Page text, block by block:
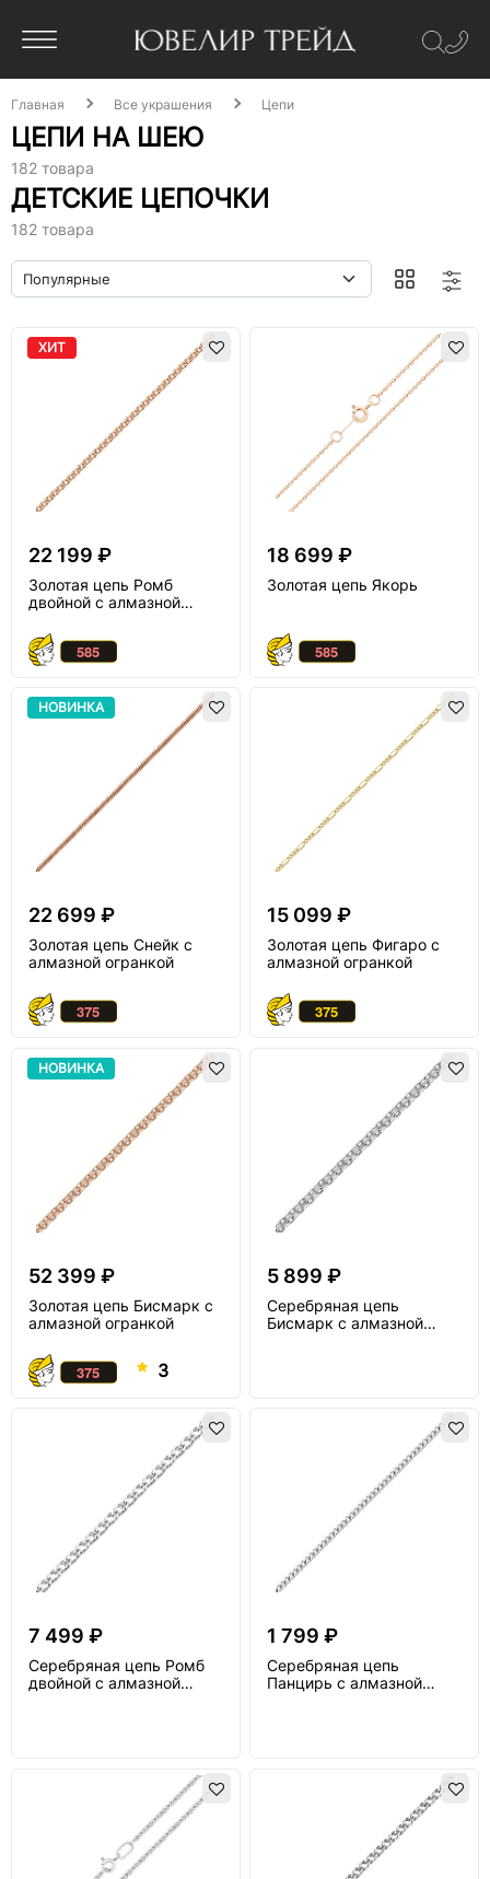
Главная Все украшения Цепи
ЦЕПИ НА ШЕЮ
182 товара
ДЕТСКИЕ ЦЕПОЧКИ
182 товара
ХИТ
22 199 ₽
Золотая цепь Ромб
двойной с алмазной
18 699 ₽
Золотая цепь Якорь
НОВИНКА
22 699 ₽
Золотая цепь Снейк с
алмазной огранкой
15 099 ₽
Золотая цепь Фигаро с
алмазной огранкой
НОВИНКА
52 399 ₽
Золотая цепь Бисмарк с
алмазной огранкой
3
5 899 ₽
Серебряная цепь
Бисмарк с алмазной
7 499 ₽
Серебряная цепь Ромб
двойной с алмазной
1 799 ₽
Серебряная цепь
Панцирь с алмазной